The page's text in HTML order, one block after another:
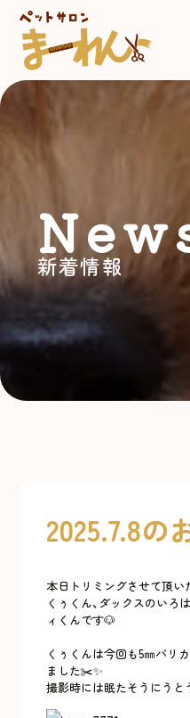
新着情報
2025.7.8の
本日トリミングさせて頂
くぅくん、ダックスのいろ
ィくんです🐶
くぅくんは今回も5㎜バリ
ました✂️✨
撮影時には眠たそうにうと